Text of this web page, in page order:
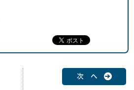
次 へ